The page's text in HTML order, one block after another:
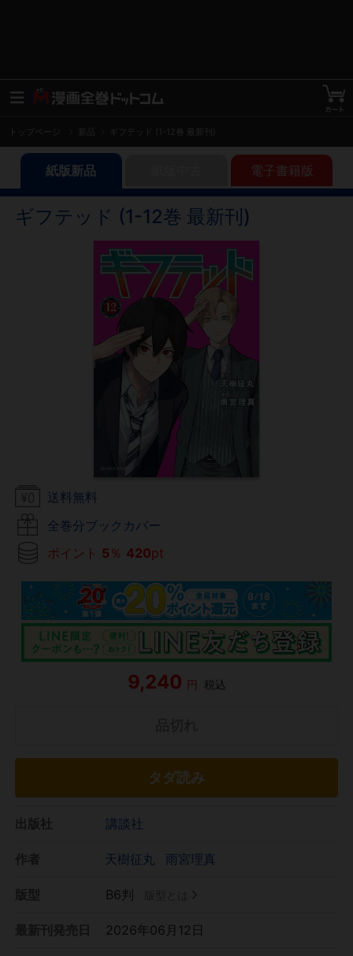
トップページ ギフテッド (1-12巻 最新刊)
紙版新品 電子書籍版
ギフテッド (1-12巻 最新刊)
送料無料
全巻分ブックカバー
ポイント 5 ％ 420pt
9,240 円 税込
タダ読み
講談社
天樹征丸 雨宮理真
B6判
2026年06月12日